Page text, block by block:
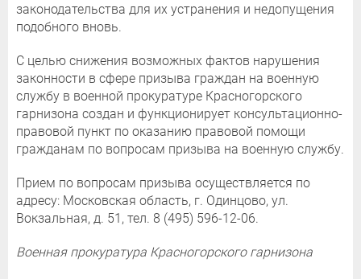
законодательства для их устранения и недопущения
подобного вновь.
С целью снижения возможных фактов нарушения
законности в сфере призыва граждан на военную
службу в военной прокуратуре Красногорского
гарнизона создан и функционирует консультационно-
правовой пункт по оказанию правовой помощи
гражданам по вопросам призыва на военную службу.
Прием по вопросам призыва осуществляется по
адресу: Московская область, г. Одинцово, ул.
Вокзальная, д. 51, тел. 8 (495) 596-12-06.
Военная прокуратура Красногорского гарнизона